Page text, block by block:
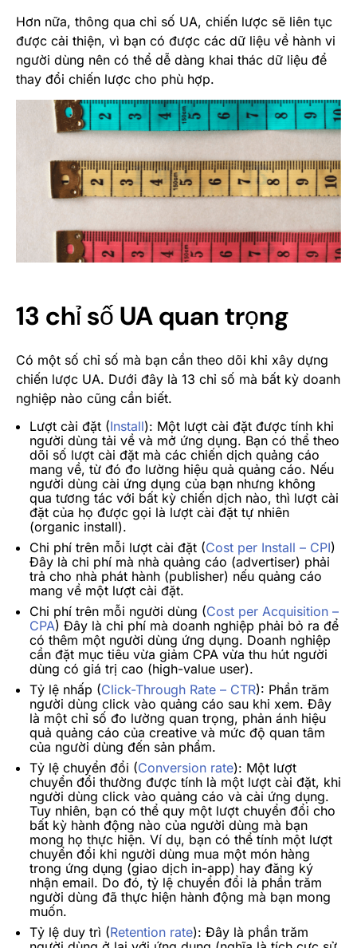
Hơn nữa, thông qua chỉ số UA, chiến lược sẽ liên tục
được cải thiện, vì bạn có được các dữ liệu về hành vi
người dùng nên có thể dễ dàng khai thác dữ liệu để
thay đổi chiến lược cho phù hợp.
13 chỉ số UA quan trọng
Có một số chỉ số mà bạn cần theo dõi khi xây dựng
chiến lược UA. Dưới đây là 13 chỉ số mà bất kỳ doanh
nghiệp nào cũng cần biết.
Lượt cài đặt (Install): Một lượt cài đặt được tính khi
người dùng tải về và mở ứng dụng. Bạn có thể theo
dõi số lượt cài đặt mà các chiến dịch quảng cáo
mang về, từ đó đo lường hiệu quả quảng cáo. Nếu
người dùng cài ứng dụng của bạn nhưng không
qua tương tác với bất kỳ chiến dịch nào, thì lượt cài
đặt của họ được gọi là lượt cài đặt tự nhiên
(organic install).
Chi phí trên mỗi lượt cài đặt (Cost per Install – CPI)
Đây là chi phí mà nhà quảng cáo (advertiser) phải
trả cho nhà phát hành (publisher) nếu quảng cáo
mang về một lượt cài đặt.
Chi phí trên mỗi người dùng (Cost per Acquisition –
CPA) Đây là chi phí mà doanh nghiệp phải bỏ ra để
có thêm một người dùng ứng dụng. Doanh nghiệp
cần đặt mục tiêu vừa giảm CPA vừa thu hút người
dùng có giá trị cao (high-value user).
Tỷ lệ nhấp (Click-Through Rate – CTR): Phần trăm
người dùng click vào quảng cáo sau khi xem. Đây
là một chỉ số đo lường quan trọng, phản ánh hiệu
quả quảng cáo của creative và mức độ quan tâm
của người dùng đến sản phẩm.
Tỷ lệ chuyển đổi (Conversion rate): Một lượt
chuyển đổi thường được tính là một lượt cài đặt, khi
người dùng click vào quảng cáo và cài ứng dụng.
Tuy nhiên, bạn có thể quy một lượt chuyển đổi cho
bất kỳ hành động nào của người dùng mà bạn
mong họ thực hiện. Ví dụ, bạn có thể tính một lượt
chuyển đổi khi người dùng mua một món hàng
trong ứng dụng (giao dịch in-app) hay đăng ký
nhận email. Do đó, tỷ lệ chuyển đổi là phần trăm
người dùng đã thực hiện hành động mà bạn mong
muốn.
Tỷ lệ duy trì (Retention rate): Đây là phần trăm